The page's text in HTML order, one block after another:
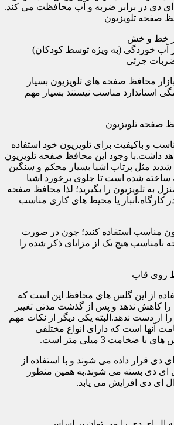
دی در برابر ضربه و آب محافظت می کند.
صفحه تلویزیون
خط و خش
آب خوردگی (به ویژه توسط کودکان)
جزئی
محافظ صفحه های تلویزیون بسیار
استاندارد مناسب نیستند بسیار مهم
صفحه تلویزیون
و باکیفیت برای تلویزیون خود استفاده
داشت.با وجود این محافظ صفحه تلویزیون
مثل پرتاب اشیا بسیار محکم و سنگین
ساخته شده است تا جلوی برخورد اشیا
به تلویزیون را بگیرید؛ لذا محافظ صفحه
کارگاه،انبار یا محیط های کاری مناسب
مناسب استفاده کنید؛ چون در صورت
نامناسب هیچ یک از مزایای ذکر شده را
روی قاب
از این گلس های محافظ این است که
کاهش ندهد و پس از گذشت مدتی تغییر
از دست ندهد.البته یکی دیگر از نکات مهم
آنها است که دارای انواع مختلفی
3 میلی متر است.
دی قرار داده می شوند و با استفاده از
ای دی بسته می شوند.به همین منظور
ای دی افزایش می یابد.